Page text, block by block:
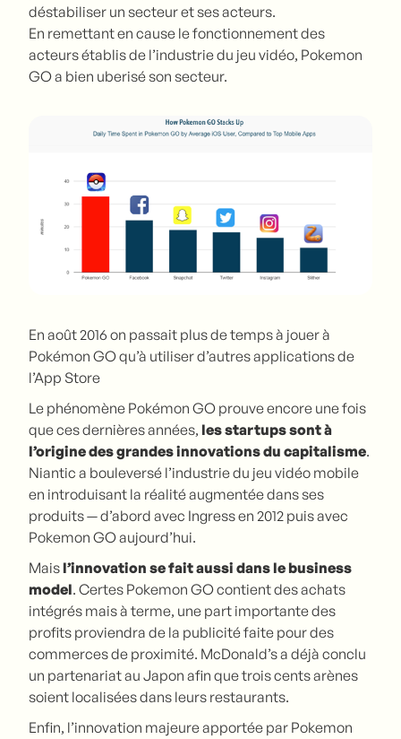
déstabiliser un secteur et ses acteurs.
En remettant en cause le fonctionnement des
acteurs établis de l’industrie du jeu vidéo, Pokemon
GO a bien uberisé son secteur.
En août 2016 on passait plus de temps à jouer à
Pokémon GO qu’à utiliser d’autres applications de
l’App Store
Le phénomène Pokémon GO prouve encore une fois
que ces dernières années, les startups sont à
l’origine des grandes innovations du capitalisme.
Niantic a bouleversé l’industrie du jeu vidéo mobile
en introduisant la réalité augmentée dans ses
produits — d’abord avec Ingress en 2012 puis avec
Pokemon GO aujourd’hui.
Mais l’innovation se fait aussi dans le business
model. Certes Pokemon GO contient des achats
intégrés mais à terme, une part importante des
profits proviendra de la publicité faite pour des
commerces de proximité. McDonald’s a déjà conclu
un partenariat au Japon afin que trois cents arènes
soient localisées dans leurs restaurants.
Enfin, l’innovation majeure apportée par Pokemon